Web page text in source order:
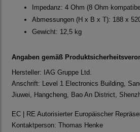
Impedanz: 4 Ohm (8 Ohm
Abmessungen (H x B x T): 188 x
Gewicht: 12,5 kg
Angaben gemäß
Hersteller: IAG Gruppe Ltd.
Anschrift: Level 1 Electronics Building,
Jiuwei, Hangcheng, Bao An District,
EC | RE Autorisierter Europäischer
Kontaktperson: Thomas Henke